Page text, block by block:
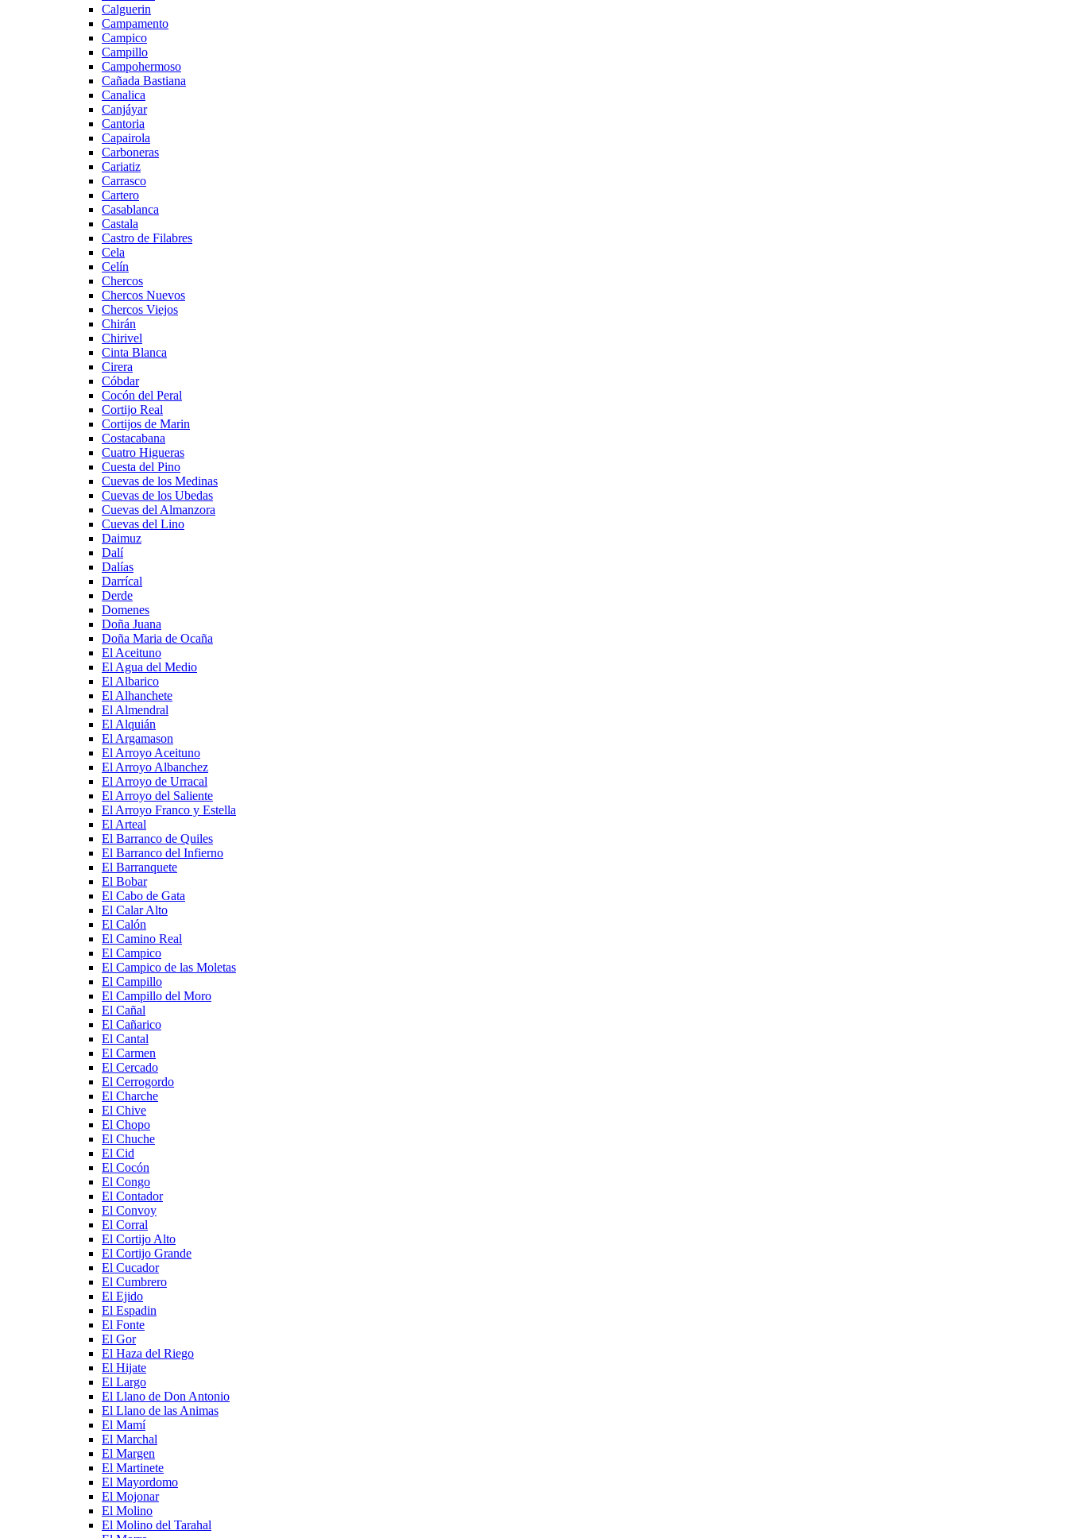
Calguerin
Campamento
Campico
Campillo
Campohermoso
Cañada Bastiana
Canalica
Canjáyar
Cantoria
Capairola
Carboneras
Cariatiz
Carrasco
Cartero
Casablanca
Castala
Castro de Filabres
Cela
Celín
Chercos
Chercos Nuevos
Chercos Viejos
Chirán
Chirivel
Cinta Blanca
Cirera
Cóbdar
Cocón del Peral
Cortijo Real
Cortijos de Marin
Costacabana
Cuatro Higueras
Cuesta del Pino
Cuevas de los Medinas
Cuevas de los Ubedas
Cuevas del Almanzora
Cuevas del Lino
Daimuz
Dalí
Dalías
Darrícal
Derde
Domenes
Doña Juana
Doña Maria de Ocaña
El Aceituno
El Agua del Medio
El Albarico
El Alhanchete
El Almendral
El Alquián
El Argamason
El Arroyo Aceituno
El Arroyo Albanchez
El Arroyo de Urracal
El Arroyo del Saliente
El Arroyo Franco y Estella
El Arteal
El Barranco de Quiles
El Barranco del Infierno
El Barranquete
El Bobar
El Cabo de Gata
El Calar Alto
El Calón
El Camino Real
El Campico
El Campico de las Moletas
El Campillo
El Campillo del Moro
El Cañal
El Cañarico
El Cantal
El Carmen
El Cercado
El Cerrogordo
El Charche
El Chive
El Chopo
El Chuche
El Cid
El Cocón
El Congo
El Contador
El Convoy
El Corral
El Cortijo Alto
El Cortijo Grande
El Cucador
El Cumbrero
El Ejido
El Espadin
El Fonte
El Gor
El Haza del Riego
El Hijate
El Largo
El Llano de Don Antonio
El Llano de las Animas
El Mamí
El Marchal
El Margen
El Martinete
El Mayordomo
El Mojonar
El Molino
El Molino del Tarahal